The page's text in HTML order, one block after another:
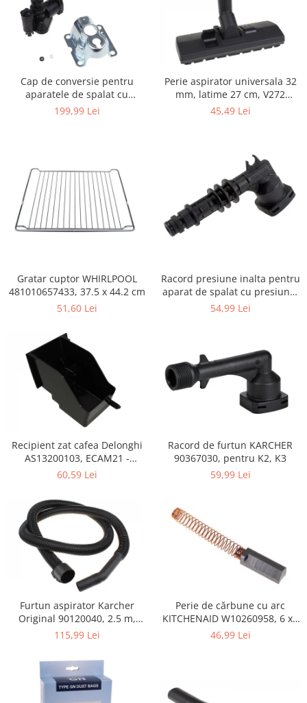
Igiena si ingrijire
Jucarii si Jocuri
Maternitate
Petshop
Accesorii animale de companie
Acvaristica
Castroane si adapatori animale
companie
Zgarzi, lese si hamuri
PC, Periferice & Software
Componente PC
Consumabile
Periferice PC
Retelistica & Supraveghere
Telecomenzi garaj
Sport & Activitati in aer liber
Accesorii antrenament
Accesorii Fitness
Accesorii sportive
Camping
Sporturi de interior
TV, Audio & Foto
Aparate Foto & Accesorii
Audio HI-FI & Profesionale
Camere video si sport
Drone si Accesorii
Home Cinema & Audio
Playere, Boxe & Casti
Televizoare & accesorii
Cap de conversie pentru
aparatele de spalat cu
presiune KARCHER K
199,99 Lei
Perie aspirator universala 32
mm, latime 27 cm, V272
ECONOMY
45,49 Lei
Gratar cuptor WHIRLPOOL
481010657433, 37.5 x 44.2 cm
51,60 Lei
Racord presiune inalta pentru
aparat de spalat cu presiune,
KARCHER 9.013-355.0, K4/K5
54,99 Lei
Recipient zat cafea Delonghi
AS13200103, ECAM21 -
ECAM25
60,59 Lei
Racord de furtun KARCHER
90367030, pentru K2, K3
59,99 Lei
Furtun aspirator Karcher
Original 90120040, 2.5 m,
negru
115,99 Lei
Perie de cărbune cu arc
KITCHENAID W10260958, 6 x6
x 19 mm, pentru 5KSM15
46,99 Lei